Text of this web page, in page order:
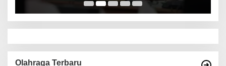
Olahraga Terbaru